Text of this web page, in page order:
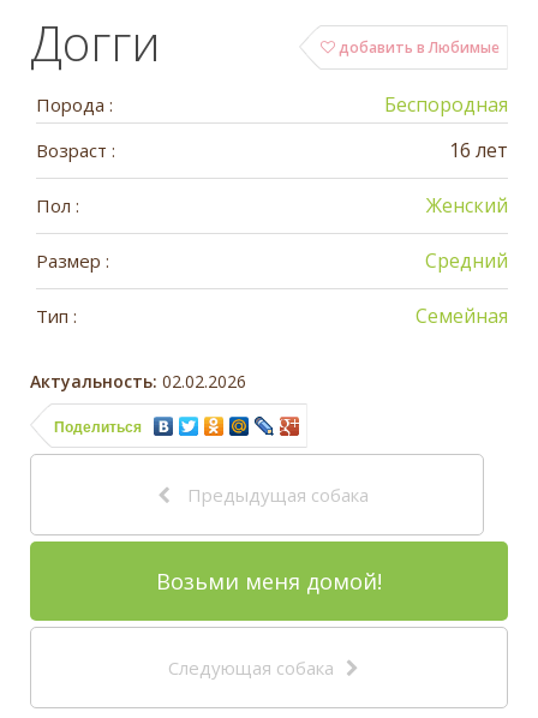
добавить в Любимые
Догги
Порода : Беспородная
Возраст : 16 лет
Пол : Женский
Размер : Средний
Тип : Семейная
Актуальность: 02.02.2026
Поделиться
Предыдущая собака
Возьми меня домой!
Следующая собака